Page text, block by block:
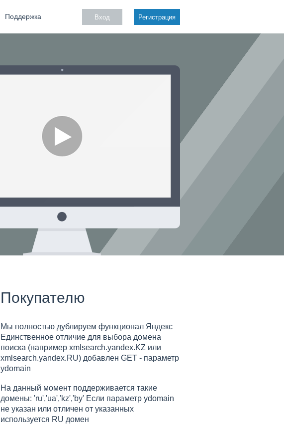
Поддержка
Покупателю
Мы полностью дублируем функционал Яндекс
Единственное отличие для выбора домена
поиска (например xmlsearch.yandex.KZ или
xmlsearch.yandex.RU) добавлен GET - параметр
ydomain
На данный момент поддерживается такие
домены: 'ru','ua','kz','by' Если параметр ydomain
не указан или отличен от указанных
используется RU домен